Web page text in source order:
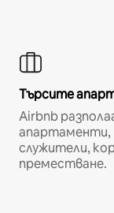
Търсите
Airbnb
апартаменти,
служители,
преместване.